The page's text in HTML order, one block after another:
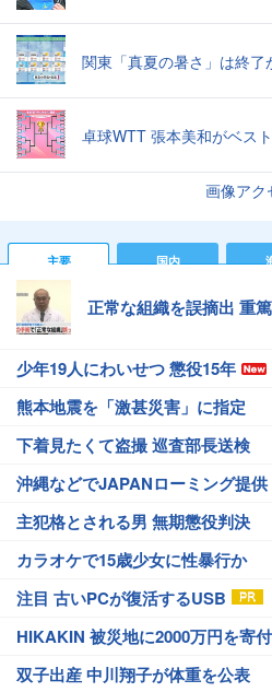
関東「真夏の暑さ」は終了
卓球WTT 張本美和がベス
画像アク
主要 国内
正常な組織を誤摘出 重
少年19人にわいせつ 懲役15年
熊本地震を「激甚災害」に指定
下着見たくて盗撮 巡査部長送検
沖縄などでJAPANローミング提供
主犯格とされる男 無期懲役判決
カラオケで15歳少女に性暴行か
注目 古いPCが復活するUSB
HIKAKIN 被災地に2000万円を寄付
双子出産 中川翔子が体重を公表